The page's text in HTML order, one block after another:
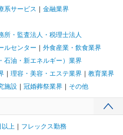
系サービス
金融業界
所・監査法人・税理士法人
ルセンター
外食産業・飲食業界
石油・新エネルギー）業界
理容・美容・エステ業界
教育業界
施設 冠婚葬祭業界 その他
以上
フレックス勤務